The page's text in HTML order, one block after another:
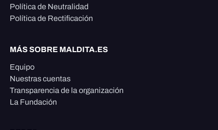
Política de Neutralidad
Política de Rectificación
MÁS SOBRE MALDITA.ES
Equipo
Nuestras cuentas
Transparencia de la organización
La Fundación